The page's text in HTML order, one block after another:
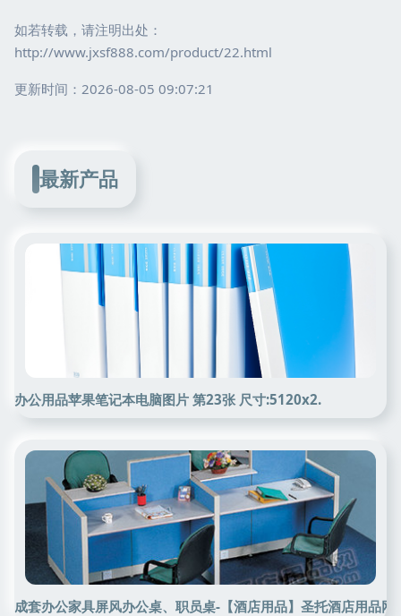
如若转载，请注明出处：
http://www.jxsf888.com/product/22.html
更新时间：2026-08-05 09:07:21
最新产品
办公用品苹果笔记本电脑图片 第23张 尺寸:5120x2.
成套办公家具屏风办公桌、职员桌-【酒店用品】圣托酒店用品